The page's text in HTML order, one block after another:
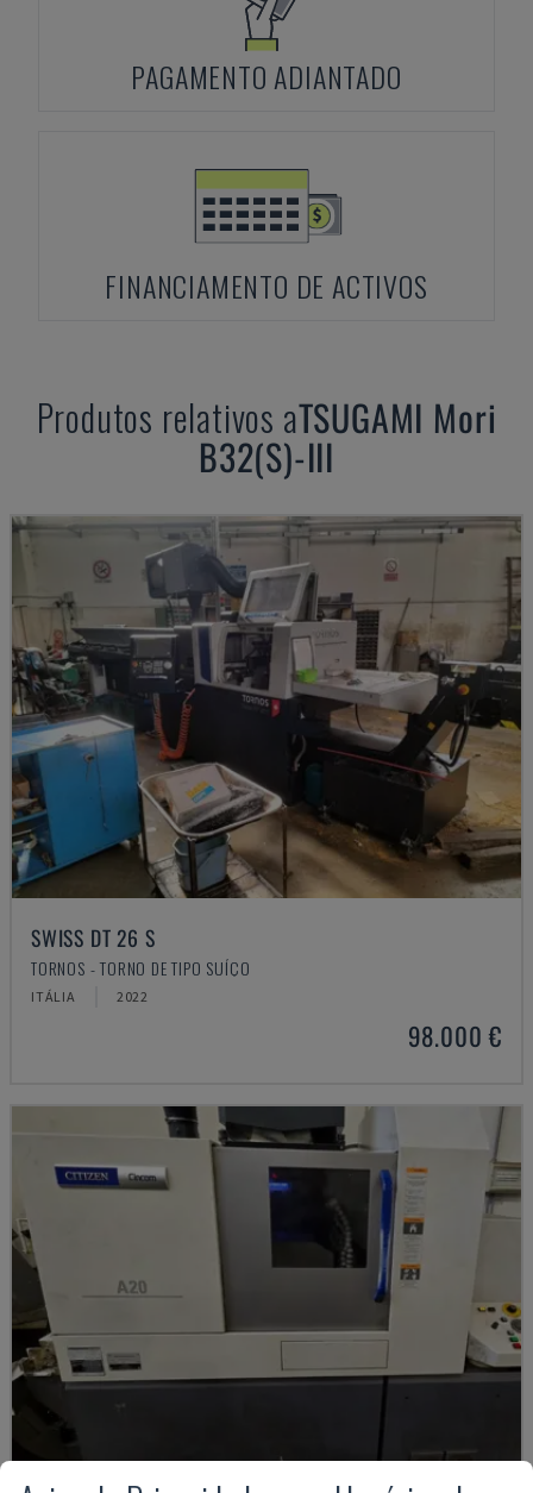
PAGAMENTO ADIANTADO
FINANCIAMENTO DE ACTIVOS
Produtos relativos aTSUGAMI Mori
B32(S)-III
SWISS DT 26 S
TORNOS - TORNO DE TIPO SUÍÇO
ITÁLIA 2022
98.000 €